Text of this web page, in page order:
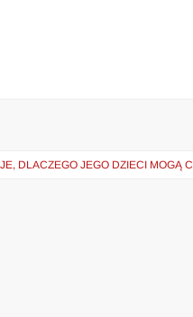
DLACZEGO JEGO DZIECI MOGĄ